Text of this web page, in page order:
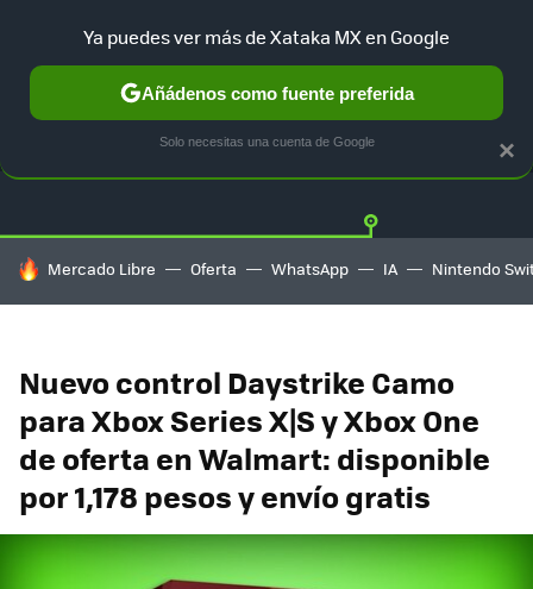
GUÍA DE COMPRAS MERCADO LIBRE
HOY SE HABLA DE
Mercado Libre Oferta WhatsApp IA Nintendo
Nuevo control Daystrike Camo
para Xbox Series X|S y Xbox One
de oferta en Walmart: disponible
por 1,178 pesos y envío gratis
×
Ya puedes ver más de Xataka MX en Google
Añádenos como fuente preferida
Solo necesitas una cuenta de Google